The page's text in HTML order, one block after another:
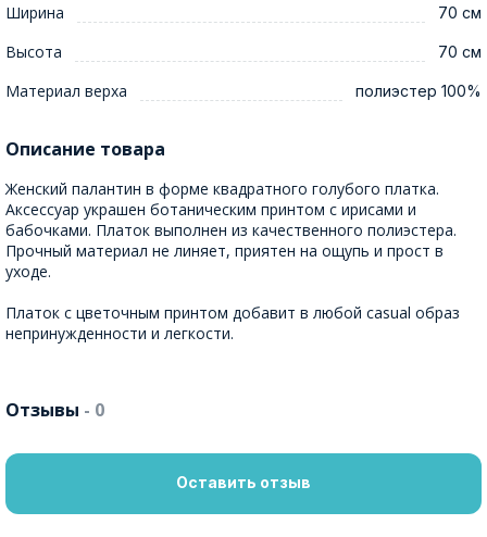
Ширина 70 см
Высота 70 см
Материал верха полиэстер 100%
Описание товара
Женский палантин в форме квадратного голубого платка.
Аксессуар украшен ботаническим принтом с ирисами и
бабочками. Платок выполнен из качественного полиэстера.
Прочный материал не линяет, приятен на ощупь и прост в
уходе.
Платок с цветочным принтом добавит в любой casual образ
непринужденности и легкости.
Отзывы - 0
Оставить отзыв